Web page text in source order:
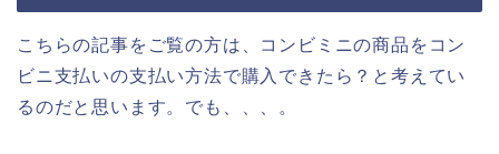
こちらの記事をご覧の方は、コンビミニの商品をコン
ビニ支払いの支払い方法で購入できたら？と考えてい
るのだと思います。でも、、、。